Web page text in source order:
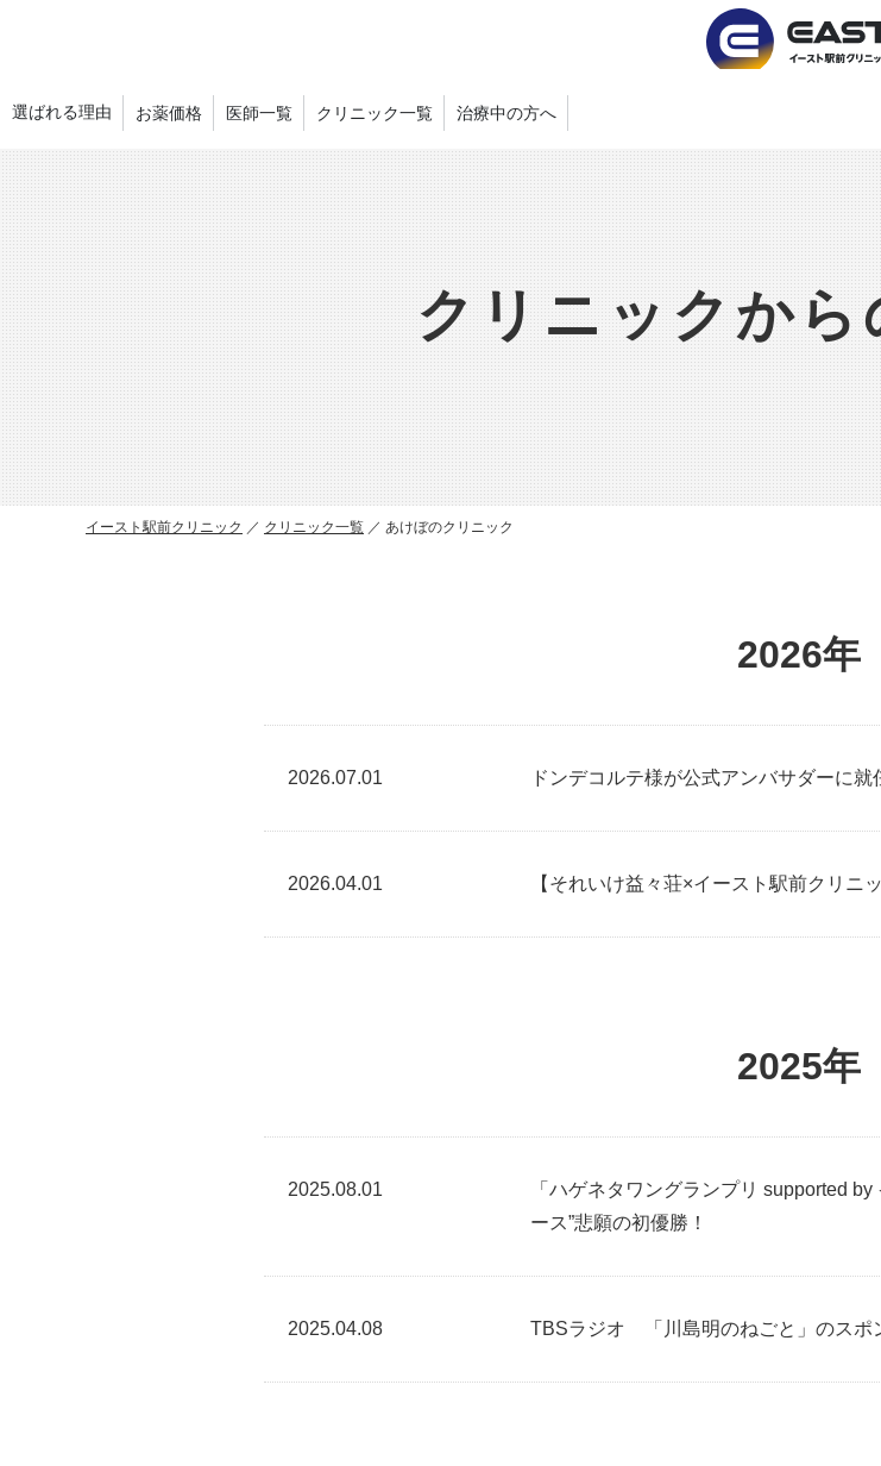
選ばれる理由 お薬価格 医師一覧 クリニック一覧 治療中の方へ
クリニックか
イースト駅前クリニック クリニック一覧 あけぼのクリニック
2026年
2026.07.01 ドンデコルテ様が公式アンバサダーに
2026.04.01 【それいけ益々荘×イースト駅前クリニ
2025年
2025.08.01
「ハゲネタワングランプリ supported
ース”悲願の初優勝！
2025.04.08 TBSラジオ 「川島明のねごと」のスポ